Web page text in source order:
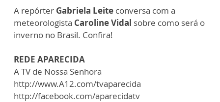
A repórter Gabriela Leite conversa com a
meteorologista Caroline Vidal sobre como será o
inverno no Brasil. Confira!
REDE APARECIDA
A TV de Nossa Senhora
http://www.A12.com/tvaparecida
http://facebook.com/aparecidatv